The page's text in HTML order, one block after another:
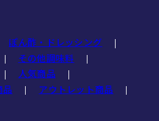
ぽん酢・ドレッシング
その他調味料
人気商品
品
アウトレット商品